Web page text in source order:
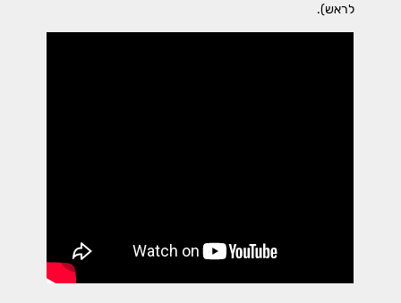
לראש).